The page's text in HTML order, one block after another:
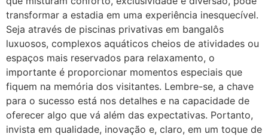
transformar a estadia em uma experiência inesquecível.
Seja através de piscinas privativas em bangalôs
luxuosos, complexos aquáticos cheios de atividades ou
espaços mais reservados para relaxamento, o
importante é proporcionar momentos especiais que
fiquem na memória dos visitantes. Lembre-se, a chave
para o sucesso está nos detalhes e na capacidade de
oferecer algo que vá além das expectativas. Portanto,
invista em qualidade, inovação e, claro, em um toque de